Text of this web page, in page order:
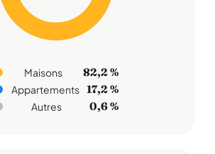
Maisons 82,2 %
Appartements 17,2 %
Autres 0,6 %